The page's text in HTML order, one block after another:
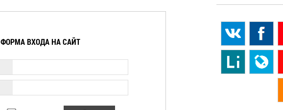
ФОРМА ВХОДА НА САЙТ